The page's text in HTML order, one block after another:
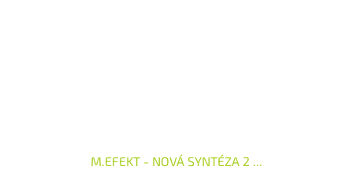
M.EFEKT - NOVÁ SYNTÉZA 2 ...